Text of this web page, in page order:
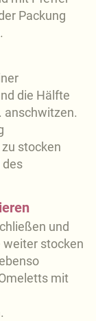
Packung
die Hälfte
anschwitzen.
stocken
des
und
weiter stocken
mit